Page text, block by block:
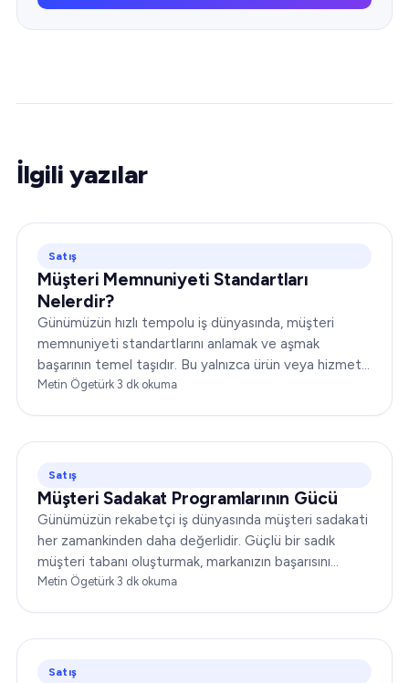
İlgili yazılar
Satış
Müşteri Memnuniyeti Standartları
Nelerdir?
Günümüzün hızlı tempolu iş dünyasında, müşteri
memnuniyeti standartlarını anlamak ve aşmak
başarının temel taşıdır. Bu yalnızca ürün veya hizmet
sunmakla ilgili değildir;…
Metin Ögetürk·3 dk okuma
Satış
Müşteri Sadakat Programlarının Gücü
Günümüzün rekabetçi iş dünyasında müşteri sadakati
her zamankinden daha değerlidir. Güçlü bir sadık
müşteri tabanı oluşturmak, markanızın başarısını
önemli ölçüde artırabilir. Bu yazıda…
Metin Ögetürk·3 dk okuma
Satış